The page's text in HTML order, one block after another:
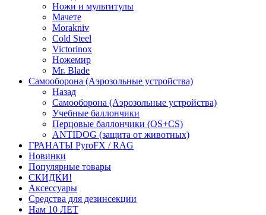
Ножи и мультитулы
Мачете
Morakniv
Cold Steel
Victorinox
Ножемир
Mr. Blade
Самооборона (Аэрозольные устройства)
Назад
Самооборона (Аэрозольные устройства)
Учебные баллончики
Перцовые баллончики (OS+CS)
ANTIDOG (защита от животных)
ГРАНАТЫ PyroFX / RAG
Новинки
Популярные товары
СКИДКИ!
Аксессуары
Средства для дезинсекции
Нам 10 ЛЕТ